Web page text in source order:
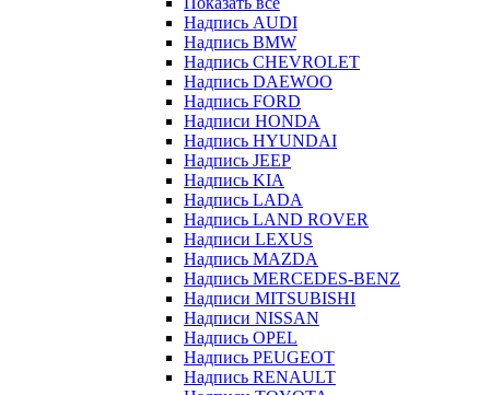
Надпись AUDI
Надпись BMW
Надпись CHEVROLET
Надпись DAEWOO
Надпись FORD
Надписи HONDA
Надпись HYUNDAI
Надпись JEEP
Надпись KIA
Надпись LADA
Надпись LAND ROVER
Надписи LEXUS
Надпись MAZDA
Надпись MERCEDES-BENZ
Надписи MITSUBISHI
Надписи NISSAN
Надпись OPEL
Надпись PEUGEOT
Надпись RENAULT